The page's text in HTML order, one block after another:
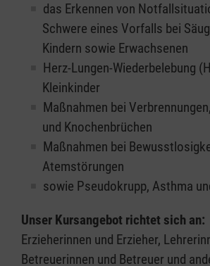
das Erkennen von
Schwere eines Vorfalls bei
Kindern sowie Erwachsenen
Herz-Lungen-Wiederbelebung
Kleinkinder
Maßnahmen bei
und Knochenbrüchen
Maßnahmen bei
Atemstörungen
sowie Pseudokrupp, Asthma
Unser Kursangebot richtet sich an:
Erzieherinnen und Erzieher,
Betreuerinnen und Betreuer und